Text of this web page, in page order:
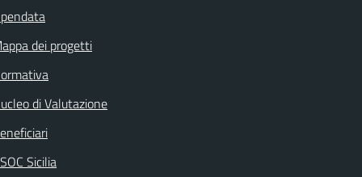
dei progetti
di Valutazione
Sicilia